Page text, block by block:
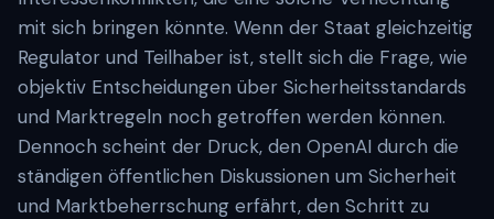
mit sich bringen könnte. Wenn der Staat gleichzeitig
Regulator und Teilhaber ist, stellt sich die Frage, wie
objektiv Entscheidungen über Sicherheitsstandards
und Marktregeln noch getroffen werden können.
Dennoch scheint der Druck, den OpenAI durch die
ständigen öffentlichen Diskussionen um Sicherheit
und Marktbeherrschung erfährt, den Schritt zu